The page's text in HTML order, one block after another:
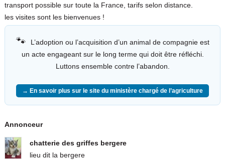
transport possible sur toute la France, tarifs selon distance.
les visites sont les bienvenues !
🐾
L’adoption ou l’acquisition d’un animal de compagnie est
un acte engageant sur le long terme qui doit être réfléchi.
Luttons ensemble contre l’abandon.
→ En savoir plus sur le site du ministère chargé de l’agriculture
Annonceur
chatterie des griffes bergere
lieu dit la bergere